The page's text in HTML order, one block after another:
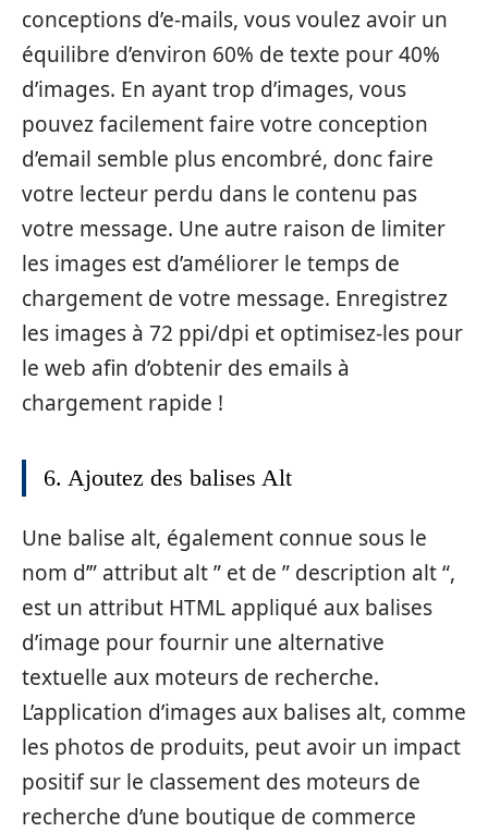
conceptions d’e-mails, vous voulez avoir un
équilibre d’environ 60% de texte pour 40%
d’images. En ayant trop d’images, vous
pouvez facilement faire votre conception
d’email semble plus encombré, donc faire
votre lecteur perdu dans le contenu pas
votre message. Une autre raison de limiter
les images est d’améliorer le temps de
chargement de votre message. Enregistrez
les images à 72 ppi/dpi et optimisez-les pour
le web afin d’obtenir des emails à
chargement rapide !
6. Ajoutez des balises Alt
Une balise alt, également connue sous le
nom d’” attribut alt ” et de ” description alt “,
est un attribut HTML appliqué aux balises
d’image pour fournir une alternative
textuelle aux moteurs de recherche.
L’application d’images aux balises alt, comme
les photos de produits, peut avoir un impact
positif sur le classement des moteurs de
recherche d’une boutique de commerce